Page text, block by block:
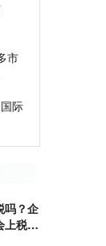
市
际
吗？企
上税